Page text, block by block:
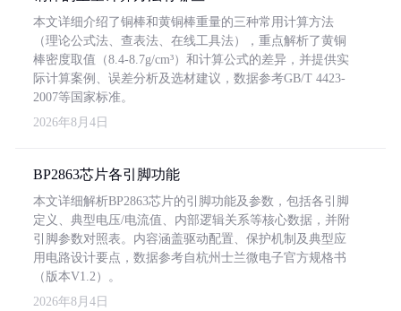
本文详细介绍了铜棒和黄铜棒重量的三种常用计算方法
（理论公式法、查表法、在线工具法），重点解析了黄铜
棒密度取值（8.4-8.7g/cm³）和计算公式的差异，并提供实
际计算案例、误差分析及选材建议，数据参考GB/T 4423-
2007等国家标准。
2026年8月4日
BP2863芯片各引脚功能
本文详细解析BP2863芯片的引脚功能及参数，包括各引脚
定义、典型电压/电流值、内部逻辑关系等核心数据，并附
引脚参数对照表。内容涵盖驱动配置、保护机制及典型应
用电路设计要点，数据参考自杭州士兰微电子官方规格书
（版本V1.2）。
2026年8月4日